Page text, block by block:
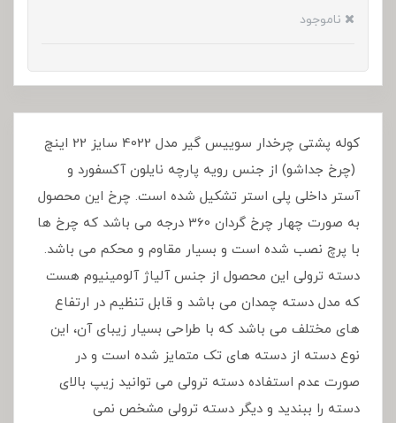
ناموجود
کوله پشتی چرخدار سوییس گیر مدل 4022 سایز 22 اینچ
(چرخ جداشو) از جنس رویه پارچه نایلون آکسفورد و
آستر داخلی پلی استر تشکیل شده است. چرخ این محصول
به صورت چهار چرخ گردان 360 درجه می باشد که چرخ ها
با پرچ نصب شده است و بسیار مقاوم و محکم می باشد.
دسته ترولی این محصول از جنس آلیاژ آلومینیوم هست
که مدل دسته چمدان می باشد و قابل تنظیم در ارتفاع
های مختلف می باشد که با طراحی بسیار زیبای آن، این
نوع دسته از دسته های تک متمایز شده است و در
صورت عدم استفاده دسته ترولی می توانید زیپ بالای
دسته را ببندید و دیگر دسته ترولی مشخص نمی